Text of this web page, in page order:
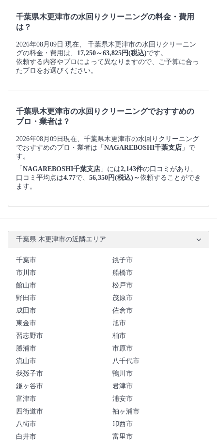
千葉県木更津市の水回りクリーニングの料金・費用
は？
2026年08月09日 現在、 千葉県木更津市の水回りクリーニン
グの料金・費用は、 17,250～63,825円(税込)です。
依頼する内容やプロによって異なりますので、ご予算に合っ
たプロをお選びください。
千葉県木更津市の水回りクリーニングでおすすめの
プロ・業者は？
2026年08月09日現在、千葉県木更津市の水回りクリーニング
でおすすめのプロ・業者は「 NAGAREBOSHI千葉支店 」で
す。
「 NAGAREBOSHI千葉支店 」には2,143件の口コミがあり、
口コミ平均点は4.77で、 56,350円(税込)～依頼することができ
ます。
千葉県 木更津市の近隣エリア
千葉市
銚子市
市川市
船橋市
館山市
松戸市
野田市
茂原市
成田市
佐倉市
東金市
旭市
習志野市
柏市
勝浦市
市原市
流山市
八千代市
我孫子市
鴨川市
鎌ヶ谷市
君津市
富津市
浦安市
四街道市
袖ヶ浦市
八街市
印西市
白井市
富里市